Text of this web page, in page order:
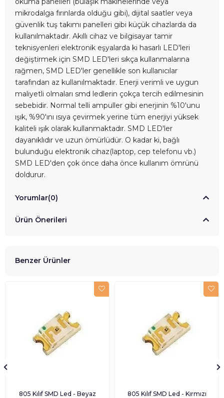
mikrodalga fırınlarda olduğu gibi), dijital saatler veya
güvenlik tuş takımı panelleri gibi küçük cihazlarda da
kullanılmaktadır. Akıllı cihaz ve bilgisayar tamir
teknisyenleri elektronik eşyalarda ki hasarlı LED'leri
değiştirmek için SMD LED'leri sıkça kullanmalarına
rağmen, SMD LED'ler genellikle son kullanıcılar
tarafından az kullanılmaktadır. Enerji verimli ve uygun
maliyetli olmaları smd ledlerin çokça tercih edilmesinin
sebebidir. Normal telli ampuller gibi enerjinin %10'unu
ışık, %90'ını ısıya çevirmek yerine tüm enerjiyi yüksek
kaliteli ışık olarak kullanmaktadır. SMD LED'ler
dayanıklıdır ve uzun ömürlüdür. O kadar ki, bağlı
bulunduğu elektronik cihaz(laptop, cep telefonu vb.)
SMD LED'den çok önce daha önce kullanım ömrünü
doldurur.
Yorumlar(0)
Ürün Önerileri
Benzer Ürünler
805 Kılıf SMD Led - Beyaz 805 Kılıf SMD Led - Kırmızı